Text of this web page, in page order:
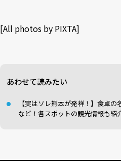
[All photos by PIXTA]
あわせて読みたい
【実はソレ熊本が発祥！】食卓
など！各スポットの観光情報も紹